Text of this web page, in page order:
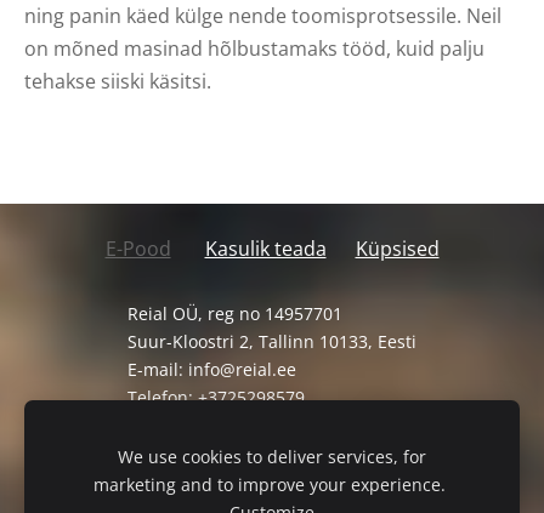
ning panin käed külge nende toomisprotsessile. Neil
on mõned masinad hõlbustamaks tööd, kuid palju
tehakse siiski käsitsi.
E-Pood Kasulik teada Küpsised
Reial OÜ, reg no 14957701
Suur-Kloostri 2, Tallinn 10133, Eesti
E-mail: info@reial.ee
Telefon: +3725298579
Müügi-ja tagastustingimused
Privaatsuspoliitika
We use cookies to deliver services, for
marketing and to improve your experience.